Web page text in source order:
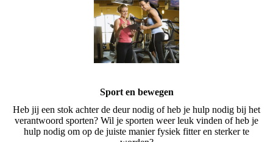
Sport en bewegen
Heb jij een stok achter de deur nodig of heb je hulp nodig bij het
verantwoord sporten? Wil je sporten weer leuk vinden of heb je
hulp nodig om op de juiste manier fysiek fitter en sterker te